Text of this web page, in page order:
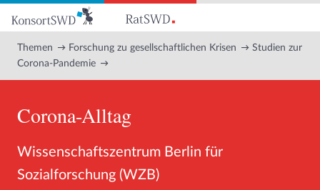
Hauptinhalt
Themen Forschung zu gesellschaftlichen Krisen
Studien zur
Corona-Pandemie
Corona-Alltag
Wissenschaftszentrum Berlin für
Sozialforschung (WZB)